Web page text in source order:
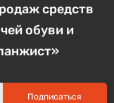
средств
обуви и
Подписаться